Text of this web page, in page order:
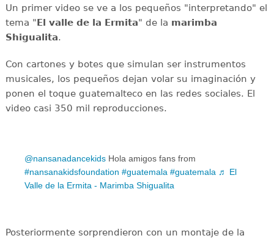
Un primer video se ve a los pequeños "interpretando" el
tema "El valle de la Ermita" de la marimba
Shigualita.
Con cartones y botes que simulan ser instrumentos
musicales, los pequeños dejan volar su imaginación y
ponen el toque guatemalteco en las redes sociales. El
video casi 350 mil reproducciones.
@nansanadancekids Hola amigos fans from
#nansanakidsfoundation #guatemala #guatemala ♬ El
Valle de la Ermita - Marimba Shigualita
Posteriormente sorprendieron con un montaje de la